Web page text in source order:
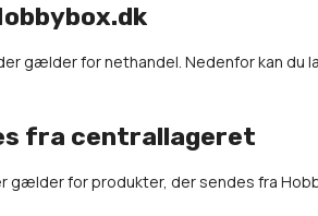
gælder for nethandel. Nedenfor kan
fra centrallageret
for produkter, der sendes fra